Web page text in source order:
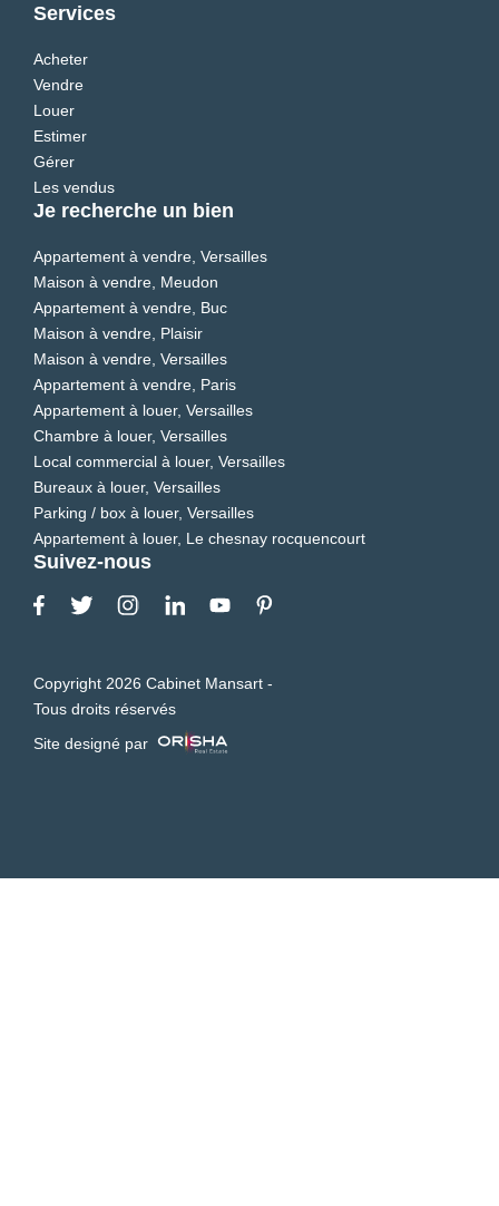
Services
Acheter
Vendre
Louer
Estimer
Gérer
Les vendus
Je recherche un bien
Appartement à vendre, Versailles
Maison à vendre, Meudon
Appartement à vendre, Buc
Maison à vendre, Plaisir
Maison à vendre, Versailles
Appartement à vendre, Paris
Appartement à louer, Versailles
Chambre à louer, Versailles
Local commercial à louer, Versailles
Bureaux à louer, Versailles
Parking / box à louer, Versailles
Appartement à louer, Le chesnay rocquencourt
Suivez-nous
Copyright 2026 Cabinet Mansart -
Tous droits réservés
Site designé par